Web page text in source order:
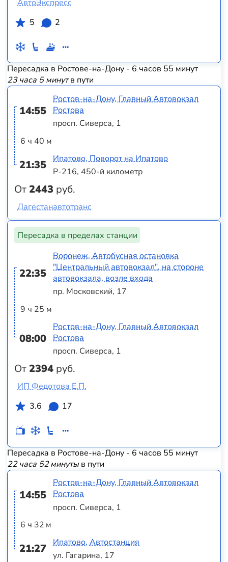
АвтоЭкспресс
5
2
Пересадка в Ростове-на-Дону - 6 часов 55 минут
23 часа 5 минутв пути
14:55
6 ч 40 м
21:35
От2443 руб.
Ростов-на-Дону, Главный Автовокзал
Ростова
просп. Сиверса, 1
Ипатово, Поворот на Ипатово
Р-216, 450-й километр
Дагестанавтотранс
Пересадка в пределах станции
22:35
9 ч 25 м
08:00
От2394 руб.
Воронеж, Автобусная остановка
"Центральный автовокзал", на стороне
автовокзала, возле входа
пр. Московский, 17
Ростов-на-Дону, Главный Автовокзал
Ростова
просп. Сиверса, 1
ИП Федотова Е.П.
3.6
17
Пересадка в Ростове-на-Дону - 6 часов 55 минут
22 часа 52 минутыв пути
14:55
6 ч 32 м
21:27
Ростов-на-Дону, Главный Автовокзал
Ростова
просп. Сиверса, 1
Ипатово, Автостанция
ул. Гагарина, 17